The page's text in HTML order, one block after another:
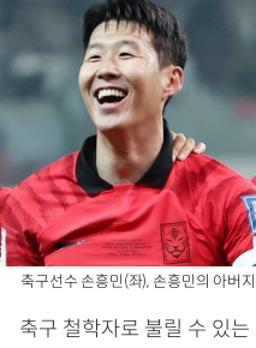
축구선수 손흥민(좌), 손흥민의 아버
축구 철학자로 불릴 수 있